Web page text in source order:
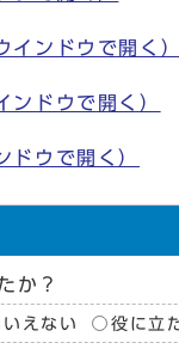
インドウで開く）
ンドウで開く）
ドウで開く）
か？
えない 役に立